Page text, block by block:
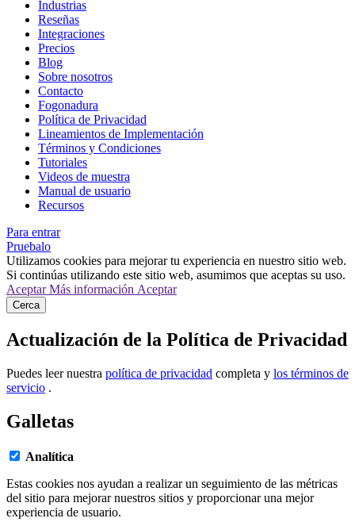
Industrias
Reseñas
Integraciones
Precios
Blog
Sobre nosotros
Contacto
Fogonadura
Política de Privacidad
Lineamientos de Implementación
Términos y Condiciones
Tutoriales
Videos de muestra
Manual de usuario
Recursos
Para entrar
Pruebalo
Utilizamos cookies para mejorar tu experiencia en nuestro sitio web.
Si continúas utilizando este sitio web, asumimos que aceptas su uso.
AceptarMás información Aceptar
Cerca
Actualización de la Política de Privacidad
Puedes leer nuestra política de privacidad completa y los términos de
servicio .
Galletas
Analítica
Estas cookies nos ayudan a realizar un seguimiento de las métricas
del sitio para mejorar nuestros sitios y proporcionar una mejor
experiencia de usuario.